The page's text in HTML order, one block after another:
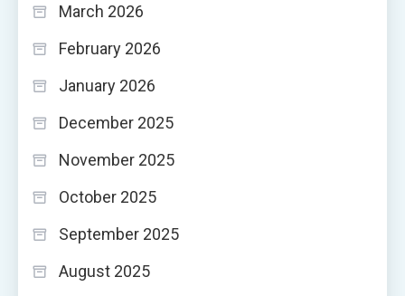
March 2026
February 2026
January 2026
December 2025
November 2025
October 2025
September 2025
August 2025